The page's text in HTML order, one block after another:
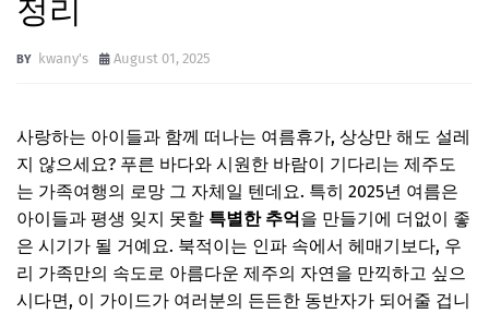
정리
kwany's August 01, 2025
사랑하는 아이들과 함께 떠나는 여름휴가, 상상만 해도 설레
지 않으세요? 푸른 바다와 시원한 바람이 기다리는 제주도
는 가족여행의 로망 그 자체일 텐데요. 특히 2025년 여름은
아이들과 평생 잊지 못할 특별한 추억을 만들기에 더없이 좋
은 시기가 될 거예요. 북적이는 인파 속에서 헤매기보다, 우
리 가족만의 속도로 아름다운 제주의 자연을 만끽하고 싶으
시다면, 이 가이드가 여러분의 든든한 동반자가 되어줄 겁니